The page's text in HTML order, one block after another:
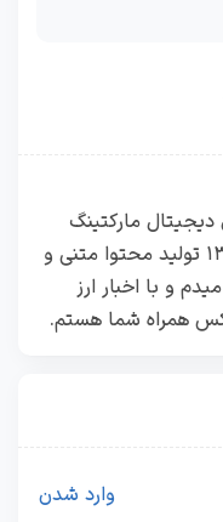
مارکتینگ
هستم. از سال ۱۳۹۴ تولید محتوا متنی و
و با اخبار ارز
همراه شما هستم.
وارد شدن